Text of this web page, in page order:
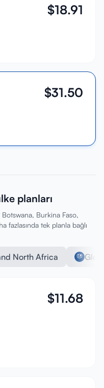
$18.91
$31.50
planları
Botswana, Burkina Faso,
fazlasında tek planla bağlı
North Africa
$11.68